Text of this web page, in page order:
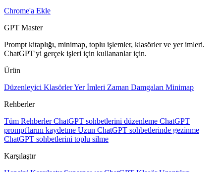
Chrome'a Ekle
GPT Master
Prompt kitaplığı, minimap, toplu işlemler, klasörler ve yer imleri.
ChatGPT'yi gerçek işleri için kullananlar için.
Ürün
Düzenleyici KlasörlerYer İmleri Zaman Damgaları Minimap
Rehberler
Tüm RehberlerChatGPT sohbetlerini düzenleme ChatGPT
prompt'larını kaydetme Uzun ChatGPT sohbetlerinde gezinme
ChatGPT sohbetlerini toplu silme
Karşılaştır